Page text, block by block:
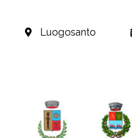
Luogosanto